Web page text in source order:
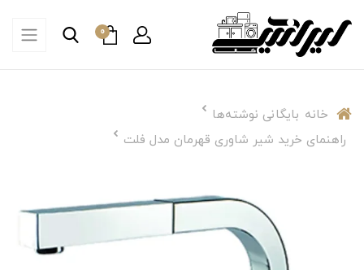
0
خانه بایگانی نوشته‌ها
راهنمای خرید شیر شاوری قهرمان مدل فلت